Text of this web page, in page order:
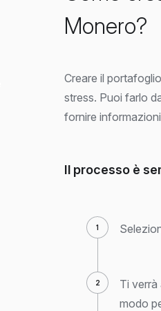
Monero?
Creare il
stress. Puoi farlo
fornire
Il processo è
Ti verrà
modo